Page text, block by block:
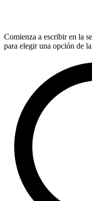
Comienza a escribir en la
para elegir una opción de